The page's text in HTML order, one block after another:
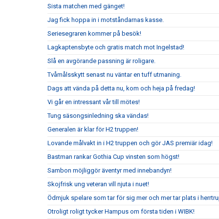
Sista matchen med gänget!
Jag fick hoppa in i motståndarnas kasse.
Seriesegraren kommer på besök!
Lagkaptensbyte och gratis match mot Ingelstad!
Slå en avgörande passning är roligare.
Tvåmålsskytt senast nu väntar en tuff utmaning.
Dags att vända på detta nu, kom och heja på fredag!
Vi går en intressant vår till mötes!
Tung säsongsinledning ska vändas!
Generalen är klar för H2 truppen!
Lovande målvakt in i H2 truppen och gör JAS premiär idag!
Bastman rankar Gothia Cup vinsten som högst!
Sambon möjliggör äventyr med innebandyn!
Skojfrisk ung veteran vill njuta i nuet!
Ödmjuk spelare som tar för sig mer och mer tar plats i
Otroligt roligt tycker Hampus om första tiden i WIBK!